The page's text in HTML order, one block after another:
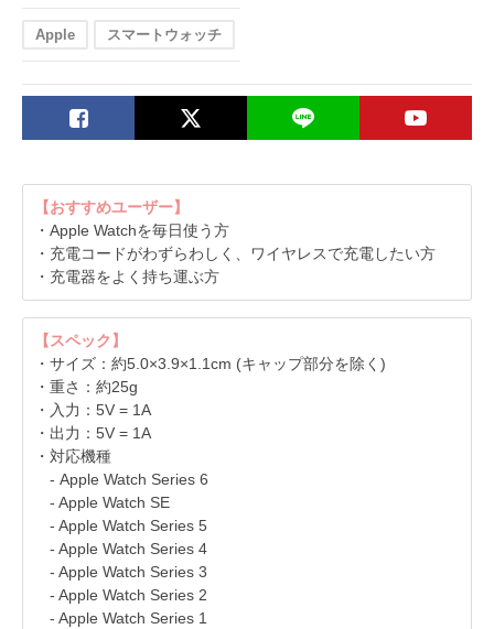
Apple スマートウォッチ
【おすすめユーザー】
・Apple Watchを毎日使う方
・充電コードがわずらわしく、ワイヤレスで充電したい方
・充電器をよく持ち運ぶ方
【スペック】
・サイズ：約5.0×3.9×1.1cm (キャップ部分を除く)
・重さ：約25g
・入力：5V = 1A
・出力：5V = 1A
・対応機種
- Apple Watch Series 6
- Apple Watch SE
- Apple Watch Series 5
- Apple Watch Series 4
- Apple Watch Series 3
- Apple Watch Series 2
- Apple Watch Series 1